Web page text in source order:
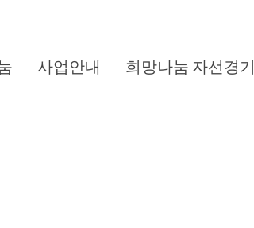
사업안내 희망나눔 자선경기